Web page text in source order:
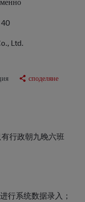
40
Ltd.
споделяне
有行政朝九晚六班
行系统数据录入；